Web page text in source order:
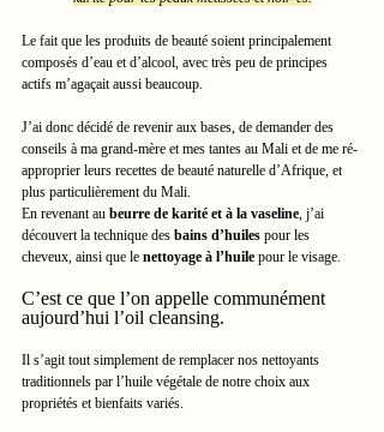
Le fait que les produits de beauté soient principalement
composés d’eau et d’alcool, avec très peu de principes
actifs m’agaçait aussi beaucoup.
J’ai donc décidé de revenir aux bases, de demander des
conseils à ma grand-mère et mes tantes au Mali et de me ré-
approprier leurs recettes de beauté naturelle d’Afrique, et
plus particulièrement du Mali.
En revenant au beurre de karité et à la vaseline, j’ai
découvert la technique des bains d’huiles pour les
cheveux, ainsi que le nettoyage à l’huile pour le visage.
C’est ce que l’on appelle communément
aujourd’hui l’oil cleansing.
Il s’agit tout simplement de remplacer nos nettoyants
traditionnels par l’huile végétale de notre choix aux
propriétés et bienfaits variés.